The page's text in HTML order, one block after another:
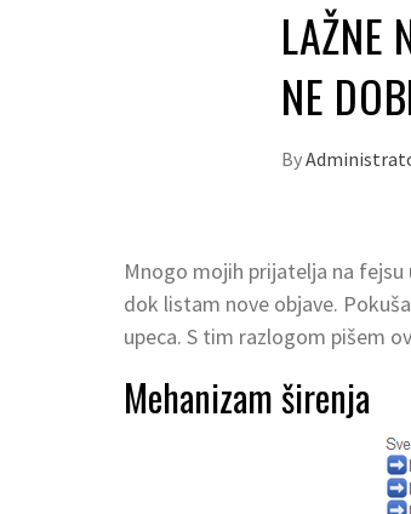
LAŽNE
NE
By
Mnogo mojih prijatelja na
dok listam nove objave.
upeca. S tim razlogom pišem
Mehanizam širenja